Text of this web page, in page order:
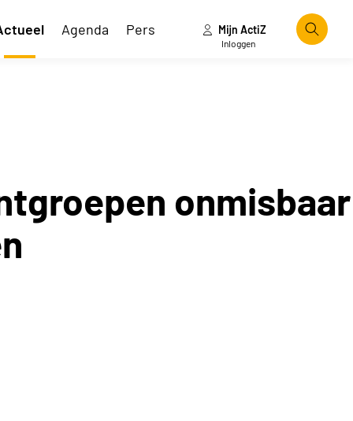
Agenda Pers Mijn ActiZ
Inloggen
onmisbaar